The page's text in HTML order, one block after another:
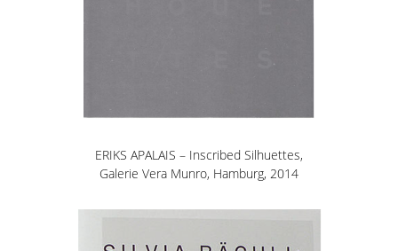
ERIKS APALAIS – Inscribed Silhuettes,
Galerie Vera Munro, Hamburg, 2014